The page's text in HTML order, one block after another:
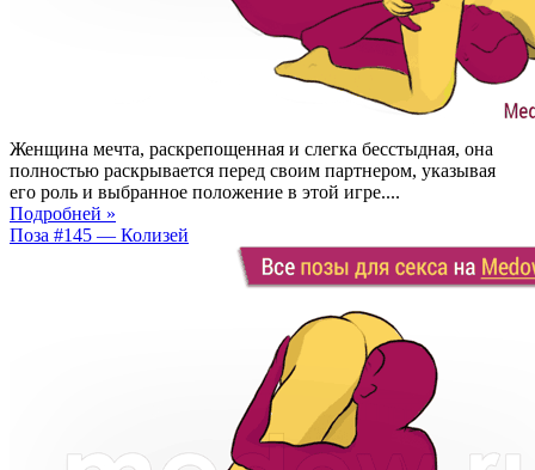
Женщина мечта, раскрепощенная и слегка бесстыдная, она
полностью раскрывается перед своим партнером, указывая
его роль и выбранное положение в этой игре....
Подробней »
Поза #145 — Колизей